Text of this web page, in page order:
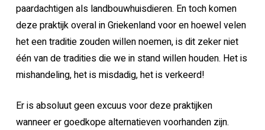
paardachtigen als landbouwhuisdieren. En toch komen
deze praktijk overal in Griekenland voor en hoewel velen
het een traditie zouden willen noemen, is dit zeker niet
één van de tradities die we in stand willen houden. Het is
mishandeling, het is misdadig, het is verkeerd!
Er is absoluut geen excuus voor deze praktijken
wanneer er goedkope alternatieven voorhanden zijn.